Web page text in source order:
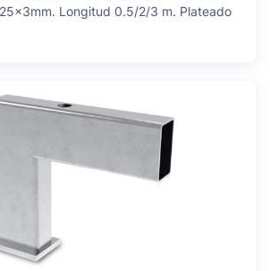
Longitud 0.5/2/3 m. Plateado